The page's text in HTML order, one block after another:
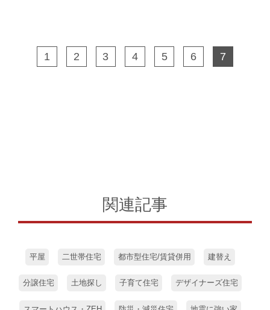
1 2 3 4 5 6 7
関連記事
平屋 二世帯住宅 都市型住宅/賃貸併用 建替え
分譲住宅 土地探し 子育て住宅 デザイナーズ住宅